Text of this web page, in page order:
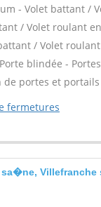
- Volet battant /
/ Volet roulant
/ Volet
blindée -
portes et portails
fermetures
Villefranche